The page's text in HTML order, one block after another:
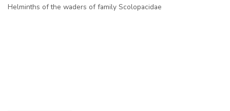
Helminths of the waders of family Scolopacidae